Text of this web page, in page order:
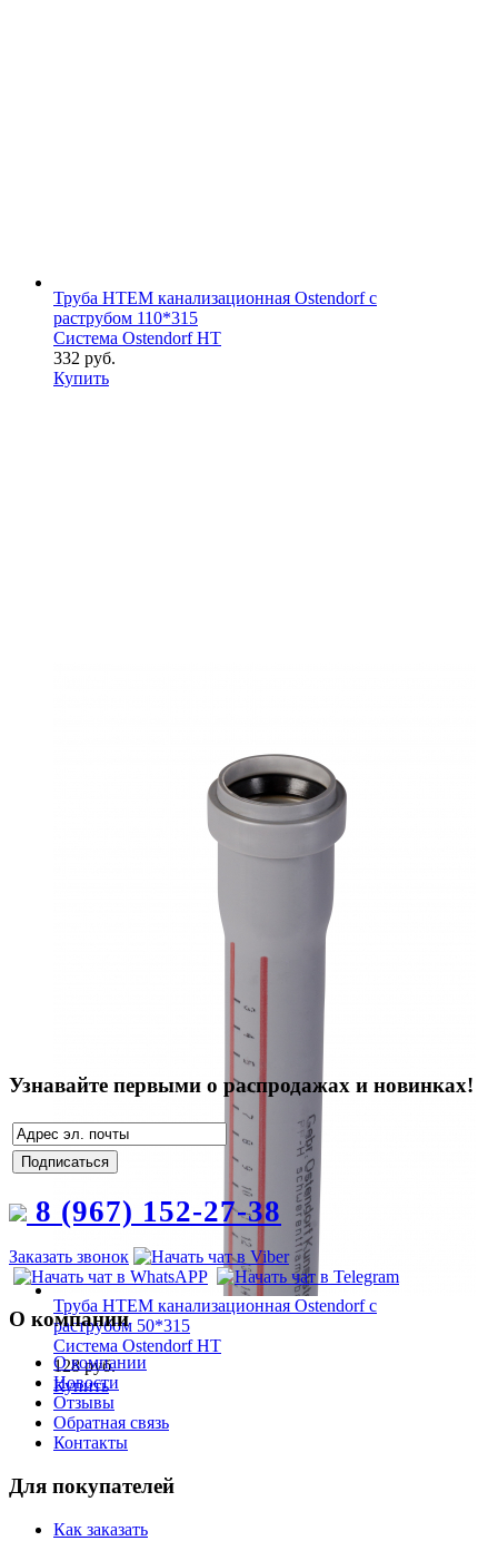
Труба HTEM канализационная Ostendorf с
раструбом 110*315
Система Ostendorf HT
332 руб.
Купить
Труба HTEM канализационная Ostendorf с
раструбом 50*315
Система Ostendorf HT
128 руб.
Купить
Узнавайте первыми о распродажах и новинках!
8 (967) 152-27-38
Заказать звонок
О компании
О компании
Новости
Отзывы
Обратная связь
Контакты
Для покупателей
Как заказать